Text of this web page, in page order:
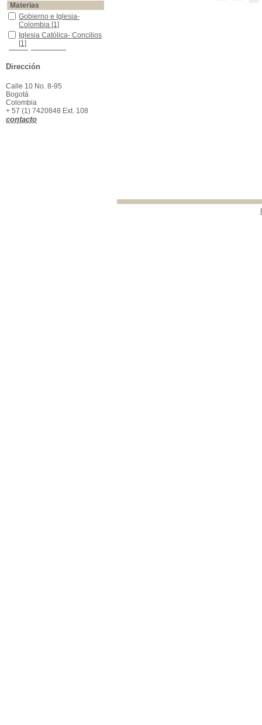
Materias
Gobierno e Iglesia- Colombia
Gobierno e Iglesia-
Colombia [1]
Iglesia Católica- Concilios
Iglesia Católica- Concilios
[1]
Dirección
Calle 10 No. 8-95
Bogotá
Colombia
+ 57 (1) 7420848 Ext. 108
contacto